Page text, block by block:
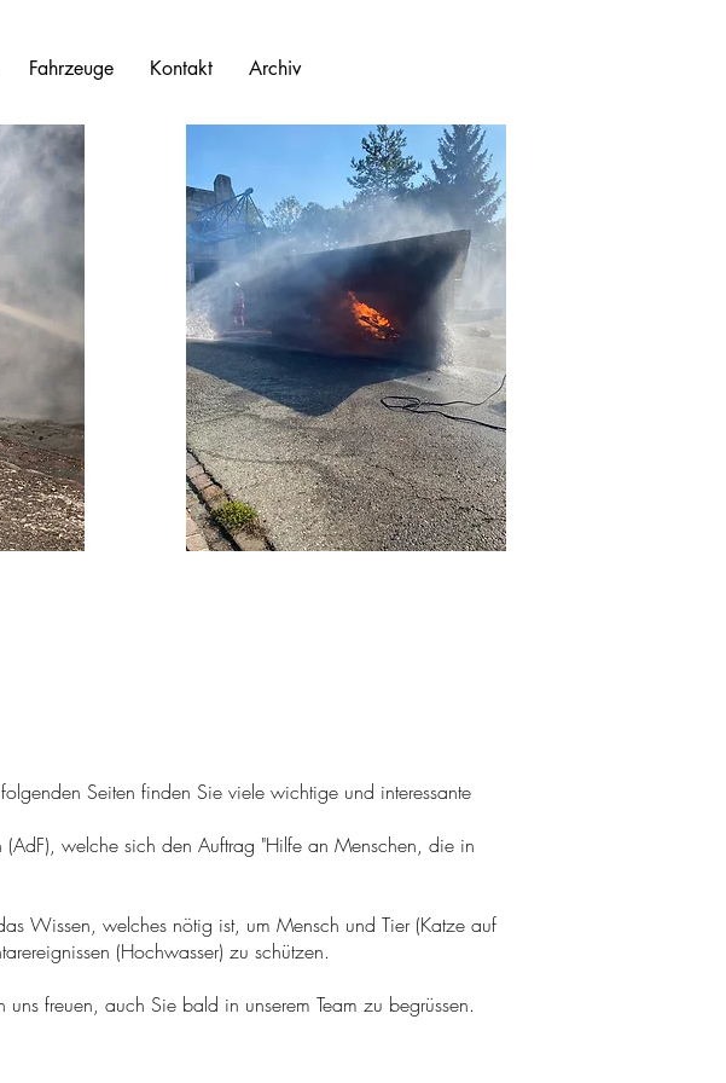
Fahrzeuge Kontakt Archiv
Seiten finden Sie viele wichtige und interessante
welche sich den Auftrag "Hilfe an Menschen, die in
Wissen, welches nötig ist, um Mensch und Tier (Katze auf
(Hochwasser) zu schützen.
freuen, auch Sie bald in unserem Team zu begrüssen.